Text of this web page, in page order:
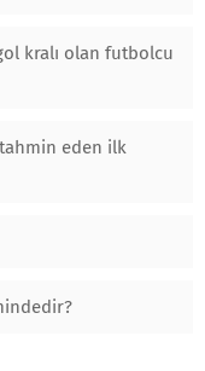
kralı olan futbolcu
tahmin eden ilk